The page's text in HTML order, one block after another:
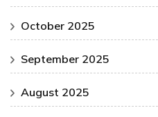
October 2025
September 2025
August 2025